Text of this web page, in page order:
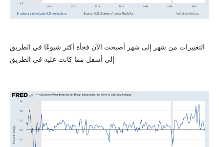
التغييرات من شهر إلى شهر أصبحت الآن فجأة أكثر شيوعًا في الطريق
إلى أسفل مما كانت عليه في الطريق: